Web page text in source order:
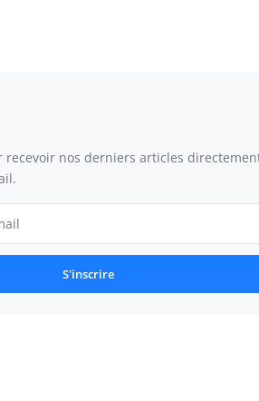
recevoir nos derniers articles
S'inscrire